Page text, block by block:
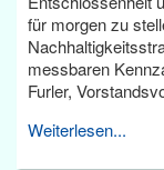
für morgen zu
messbaren
Furler,
Weiterlesen...